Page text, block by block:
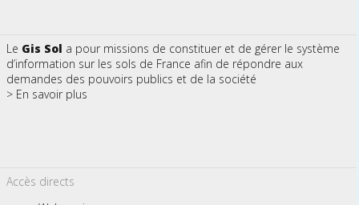
Le Gis Sol a pour missions de constituer et de gérer le système
d’information sur les sols de France afin de répondre aux
demandes des pouvoirs publics et de la société
> En savoir plus
Accès directs